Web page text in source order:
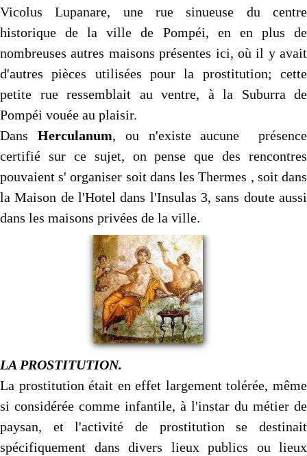
Vicolus Lupanare, une rue sinueuse du centre
historique de la ville de Pompéi, en en plus de
nombreuses autres maisons présentes ici, où il y avait
d'autres pièces utilisées pour la prostitution; cette
petite rue ressemblait au ventre, à la Suburra de
Pompéi vouée au plaisir.
Dans Herculanum, ou n'existe aucune présence
certifié sur ce sujet, on pense que des rencontres
pouvaient s' organiser soit dans les Thermes , soit dans
la Maison de l'Hotel dans l'Insulas 3, sans doute aussi
dans les maisons privées de la ville.
LA PROSTITUTION.
La prostitution était en effet largement tolérée, même
si considérée comme infantile, à l'instar du métier de
paysan, et l'activité de prostitution se destinait
spécifiquement dans divers lieux publics ou lieux